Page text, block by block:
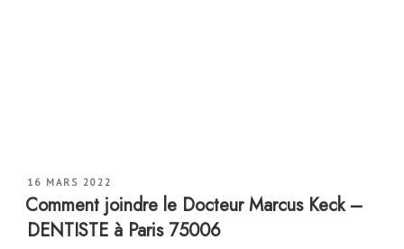
PUBLIÉ
LE
16 MARS 2022
Comment joindre le Docteur Marcus Keck –
DENTISTE à Paris 75006